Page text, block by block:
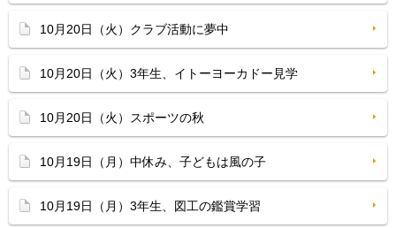
10月20日（火）クラブ活動に夢中
10月20日（火）3年生、イトーヨーカドー見学
10月20日（火）スポーツの秋
10月19日（月）中休み、子どもは風の子
10月19日（月）3年生、図工の鑑賞学習